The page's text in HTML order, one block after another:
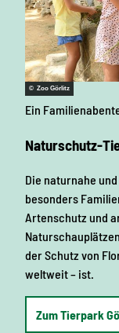
© Zoo Görlitz
Ein
Naturschutz-
Die naturnahe
besonders
Artenschutz und
der Schutz von
weltweit – ist.
Zum Tierpark